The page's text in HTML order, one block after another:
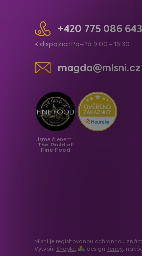
+420 775 086 643
K dispozici: Po-Pá 9:00 - 16:30
magda@mlsni.cz
Jsme členem
The Guild of
Fine Food
Mlsni je registrovanou ochrannou
Vytvořil Shoptet , design Rency ,